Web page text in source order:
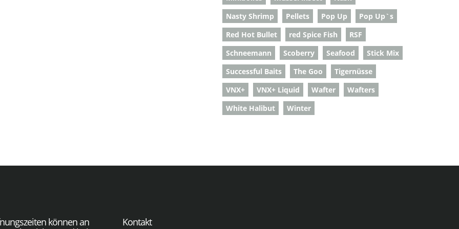
Nasty Shrimp
Pellets Pop Up
Pop Up`s
Red Hot Bullet
red Spice Fish
RSF
Schneemann
Scoberry Seafood
Stick Mix
Successful Baits
The Goo
Tigernüsse
VNX+
VNX+ Liquid Wafter
Wafters
White Halibut
Winter
können an
Kontakt